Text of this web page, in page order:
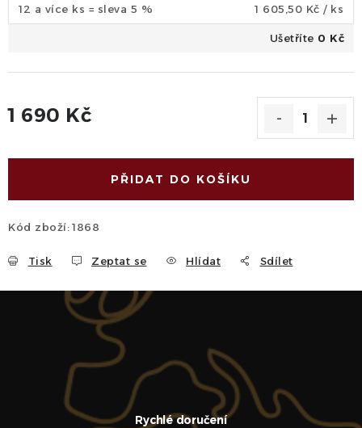
12 a více ks = sleva 5 % 1 605,50 Kč / ks
Ušetříte 0 Kč
1 690 Kč
PŘIDAT DO KOŠÍKU
Kód zboží:1868
Tisk Zeptat se Hlídat Sdílet
Rychlé doručení